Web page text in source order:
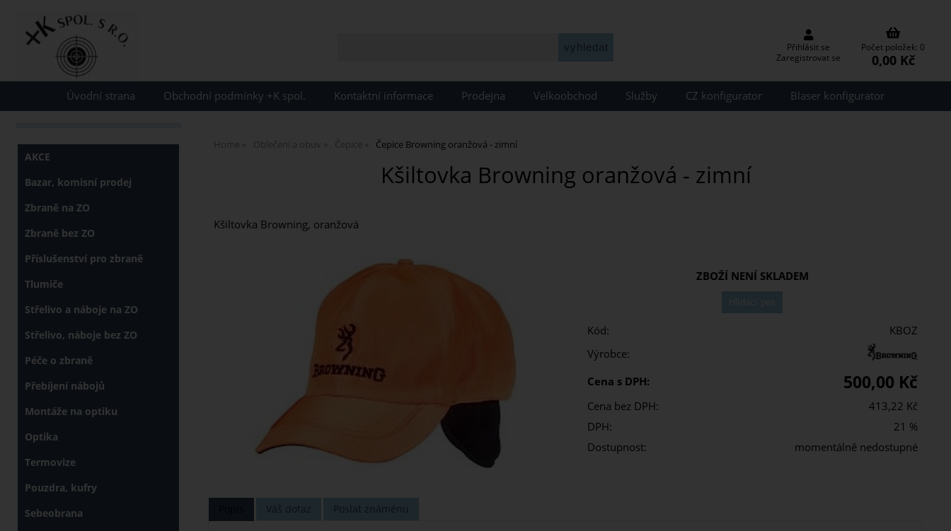
Přihlásit se
Přihlásit se
Zaregistrovat se
Počet položek: 0
0,00 Kč
Úvodní strana Obchodní podmínky +K spol. Kontaktní informace Prodejna Velkoobchod Služby CZ konfigurator Blaser konfigurator
Home Oblečení a obuv Čepice Čepice Browning oranžová - zimní
Kšiltovka Browning oranžová - zimní
Kšiltovka Browning, oranžová
ZBOŽÍ NENÍ SKLADEM
Kód:
KBOZ
Výrobce:
Cena s DPH:
500,00 Kč
Cena bez DPH:
413,22 Kč
DPH:
21 %
Dostupnost:
momentálně nedostupné
Váš dotaz Poslat známénu
AKCE
Bazar, komisní prodej
Zbraně na ZO
Zbraně bez ZO
Příslušenství pro zbraně
Tlumiče
Střelivo a náboje na ZO
Střelivo, náboje bez ZO
Péče o zbraně
Přebíjení nábojů
Montáže na optiku
Optika
Termovize
Pouzdra, kufry
Sebeobrana